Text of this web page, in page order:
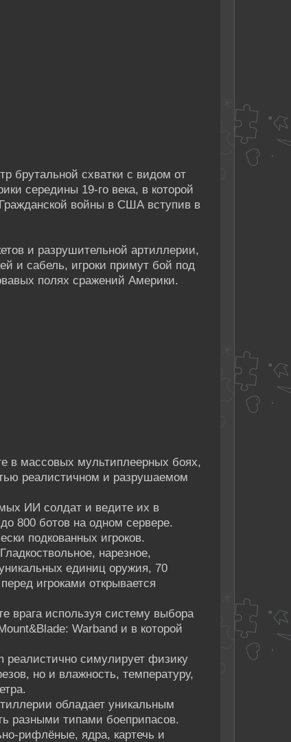
брутальной схватки с видом от
середины 19-го века, в которой
войны в США вступив в
и разрушительной артиллерии,
и сабель, игроки примут бой под
полях сражений Америки.
в массовых мультиплеерных боях,
реалистичном и разрушаемом
ИИ солдат и ведите их в
800 ботов на одном сервере.
подкованных игроков.
нарезное,
единиц оружия, 70
игроками открывается
врага используя систему выбора
Warband и в которой
реалистично симулирует физику
но и влажность, температуру,
обладает уникальным
разными типами боеприпасов.
рифлёные, ядра, картечь и